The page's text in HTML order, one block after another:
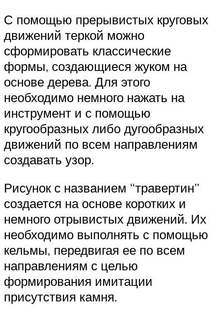
С помощью прерывистых круговых
движений теркой можно
сформировать классические
формы, создающиеся жуком на
основе дерева. Для этого
необходимо немного нажать на
инструмент и с помощью
кругообразных либо дугообразных
движений по всем направлениям
создавать узор.
Рисунок с названием “травертин”
создается на основе коротких и
немного отрывистых движений. Их
необходимо выполнять с помощью
кельмы, передвигая ее по всем
направлениям с целью
формирования имитации
присутствия камня.